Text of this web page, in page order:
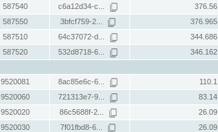
587540 c6a12d34-c... 376.56
587550 3bfcf759-2... 376.965
587510 64c37072-d... 344.686
587520 532d8718-6... 346.162
9520081 8ac85e6c-6... 110.1
9520060 721313e7-9... 83.14
9520020 86c5688f-2... 26.09
9520030 7f01fbd8-6... 26.09